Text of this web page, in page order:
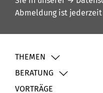
Abmeldung ist
THEMEN
BERATUNG
VORTRÄGE